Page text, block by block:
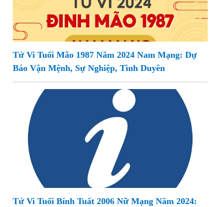
Tử Vi Tuổi Mão 1987 Năm 2024 Nam Mạng: Dự
Báo Vận Mệnh, Sự Nghiệp, Tình Duyên
Tử Vi Tuổi Bính Tuất 2006 Nữ Mạng Năm 2024: